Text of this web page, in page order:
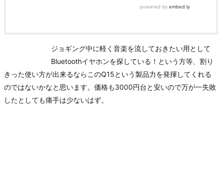
ジョギング中に軽く音楽を流しておきたい用として
Bluetoothイヤホンを探している！という方等、割り
きった使い方が出来るならこのQ15という製品力を発揮してくれる
のではないかなと思います。価格も3000円台と安いので万が一失敗
したとしても痛手は少ないはず。